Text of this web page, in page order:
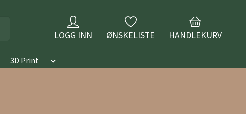
LOGG INN ØNSKELISTE HANDLEKURV
3D Print